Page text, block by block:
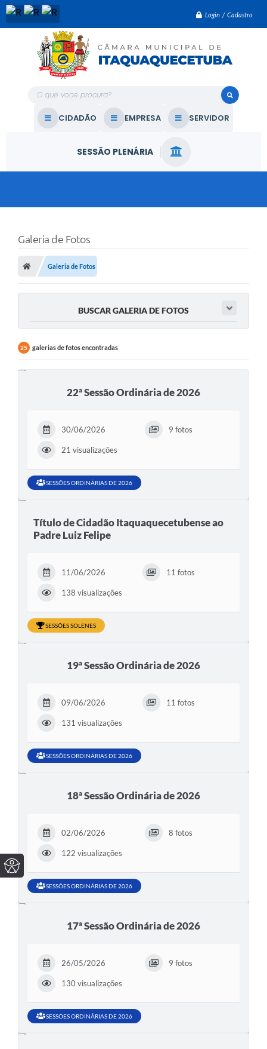
Login / Cadastro
O que voce procura?
CIDADÃO EMPRESA SERVIDOR
SESSÃO PLENÁRIA
Galeria de Fotos
Galeria de Fotos
BUSCAR GALERIA DE FOTOS
25 galerias de fotos encontradas
22ª Sessão Ordinária de 2026
30/06/2026 9 fotos
21 visualizações
SESSÕES ORDINÁRIAS DE 2026
Título de Cidadão Itaquaquecetubense ao
Padre Luiz Felipe
11/06/2026 11 fotos
138 visualizações
SESSÕES SOLENES
19ª Sessão Ordinária de 2026
09/06/2026 11 fotos
131 visualizações
SESSÕES ORDINÁRIAS DE 2026
18ª Sessão Ordinária de 2026
02/06/2026 8 fotos
122 visualizações
SESSÕES ORDINÁRIAS DE 2026
17ª Sessão Ordinária de 2026
26/05/2026 9 fotos
130 visualizações
SESSÕES ORDINÁRIAS DE 2026